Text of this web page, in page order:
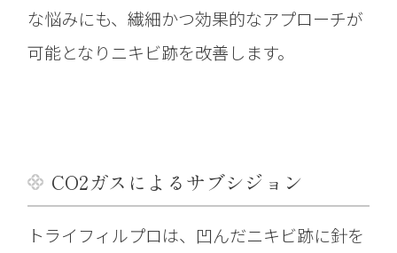
な悩みにも、繊細かつ効果的なアプローチが
可能となりニキビ跡を改善します。
CO2ガスによるサブシジョン
トライフィルプロは、凹んだニキビ跡に針を